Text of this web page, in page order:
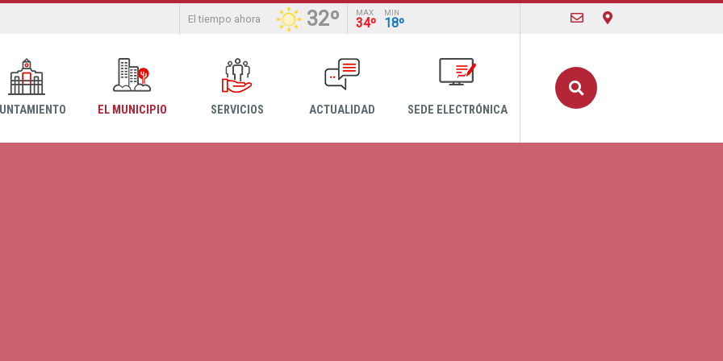
El tiempo ahora 32º MAX
34º
MIN
18º
EL MUNICIPIO SERVICIOS ACTUALIDAD SEDE ELECTRÓNICA